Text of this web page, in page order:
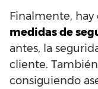
Finalmente, hay
medidas de
antes, la
cliente.
consiguiendo